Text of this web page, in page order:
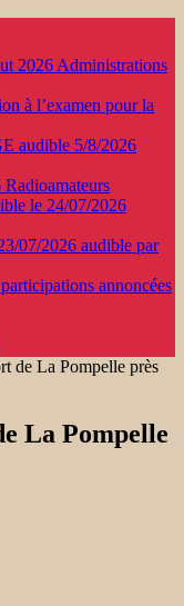
2026 Administrations
à l’examen pour la
audible 5/8/2026
Radioamateurs
le 24/07/2026
07/2026 audible par
annoncées
de La Pompelle près
La Pompelle